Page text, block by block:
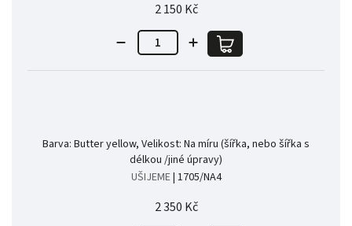
2 150 Kč
Barva: Butter yellow, Velikost: Na míru (šířka, nebo šířka s
délkou /jiné úpravy)
UŠIJEME| 1705/NA4
2 350 Kč